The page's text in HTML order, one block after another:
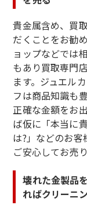
貴金属含め、買
だくことをお勧
ョップなどでは
もあり買取専門
ます。ジュエル
フは商品知識も
正確な金額をお
ば仮に「本当に
は?」などのお
ご安心してお売
壊れた金製品
ればクリーニ